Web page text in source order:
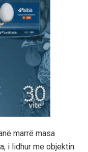
marrë masa
i lidhur me objektin